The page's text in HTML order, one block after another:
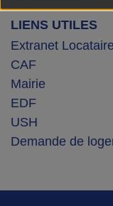
LIENS UTILES
Extranet Locataire
CAF
Mairie
EDF
USH
Demande de